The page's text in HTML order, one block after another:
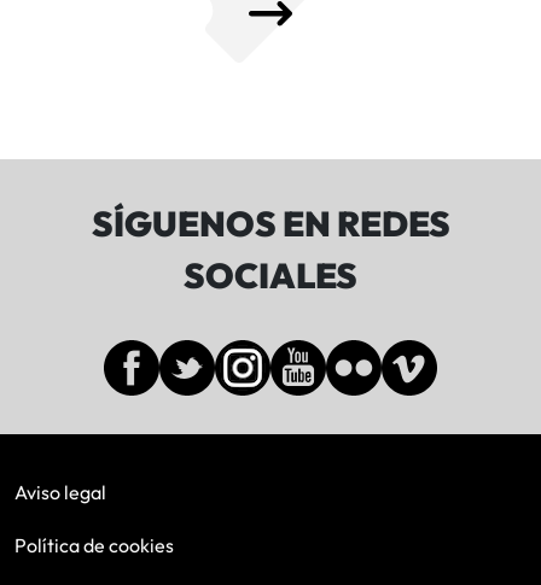
SÍGUENOS EN REDES
SOCIALES
Aviso legal
Política de cookies